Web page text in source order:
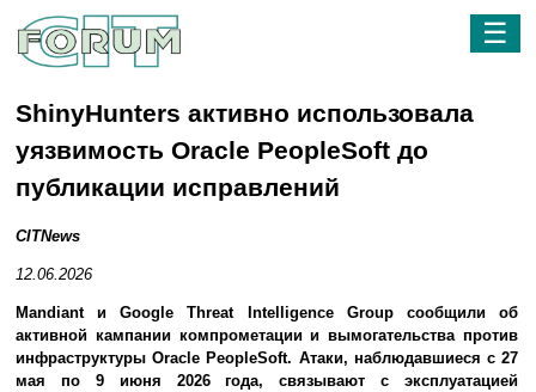
☰
ShinyHunters активно использовала
уязвимость Oracle PeopleSoft до
публикации исправлений
CITNews
12.06.2026
Mandiant и Google Threat Intelligence Group сообщили об
активной кампании компрометации и вымогательства против
инфраструктуры Oracle PeopleSoft. Атаки, наблюдавшиеся с 27
мая по 9 июня 2026 года, связывают с эксплуатацией